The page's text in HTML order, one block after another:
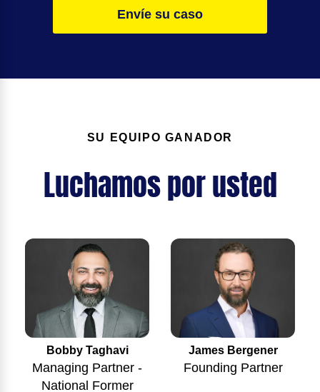
Envíe su caso
SU EQUIPO GANADOR
Luchamos por usted
Bobby Taghavi
Managing Partner -
National Former
James Bergener
Founding Partner